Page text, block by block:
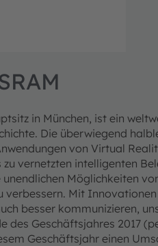
in München, ist ein
Die überwiegend
von Virtual
vernetzten intelligenten
unendlichen Möglichkeiten
verbessern. Mit Innovationen
besser kommunizieren,
des Geschäftsjahres 2017
Geschäftsjahr einen